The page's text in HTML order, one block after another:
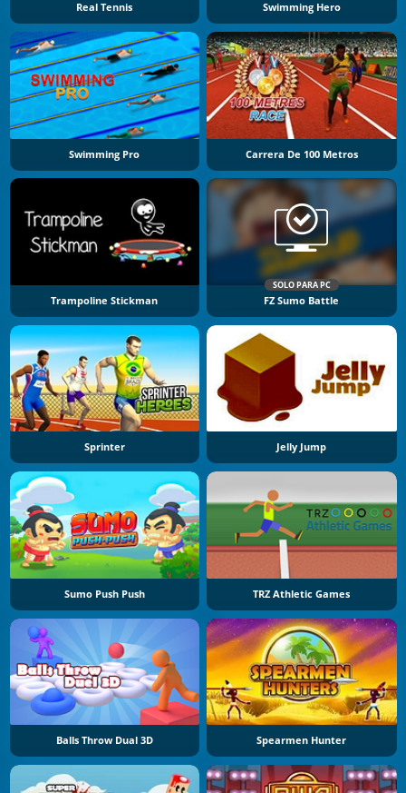
Real Tennis Swimming Hero
Swimming Pro Carrera De 100 Metros
Trampoline Stickman
SOLO PARA PC
FZ Sumo Battle
Sprinter Jelly Jump
Sumo Push Push TRZ Athletic Games
Balls Throw Dual 3D Spearmen Hunter